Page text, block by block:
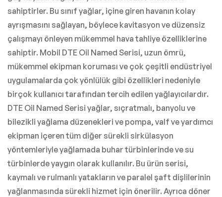
sahiptirler. Bu sınıf yağlar, içine giren havanın kolay
ayrışmasını sağlayan, böylece kavitasyon ve düzensiz
çalışmayı önleyen mükemmel hava tahliye özelliklerine
sahiptir. Mobil DTE Oil Named Serisi, uzun ömrü,
mükemmel ekipman koruması ve çok çeşitli endüstriyel
uygulamalarda çok yönlülük gibi özellikleri nedeniyle
birçok kullanıcı tarafından tercih edilen yağlayıcılardır.
DTE Oil Named Serisi yağlar, sıçratmalı, banyolu ve
bilezikli yağlama düzenekleri ve pompa, valf ve yardımcı
ekipman içeren tüm diğer sürekli sirkülasyon
yöntemleriyle yağlamada buhar türbinlerinde ve su
türbinlerde yaygın olarak kullanılır. Bu ürün serisi,
kaymalı ve rulmanlı yatakların ve paralel şaft dişlilerinin
yağlanmasında sürekli hizmet için önerilir. Ayrıca döner